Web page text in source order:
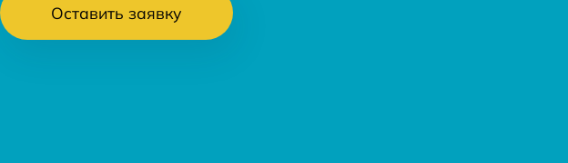
Оставить заявку